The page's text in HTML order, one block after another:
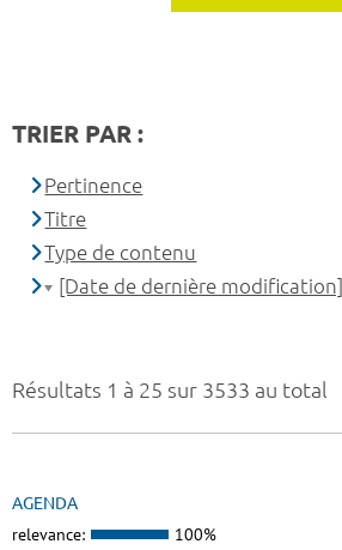
Résultats 1 à 25 sur 3533 au total
AGENDA
relevance: 100%
TRIER PAR :
Pertinence
Titre
Type de contenu
[Date de dernière modification]